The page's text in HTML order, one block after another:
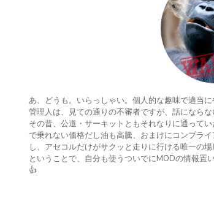
あ、どうも。いらっしゃい。個人的な趣味で適当に
管理人は、見ての通りの不審者ですが、話にならな
その昔、公道・サーキットともそれなりに通って
で乗れない価格だし油も高騰、おまけにコンプラ
し、アセコルだけがサクッと走りに行ける唯一の場
ということで、自分も使うついでにMODの情報置
👍